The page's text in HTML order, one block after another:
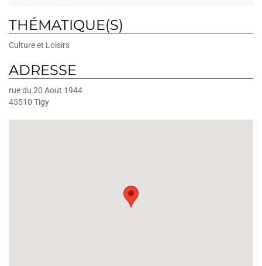
THÉMATIQUE(S)
Culture et Loisirs
ADRESSE
rue du 20 Aout 1944
45510 Tigy